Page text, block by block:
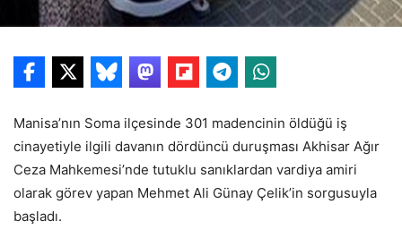
Manisa’nın Soma ilçesinde 301 madencinin öldüğü iş
cinayetiyle ilgili davanın dördüncü duruşması Akhisar Ağır
Ceza Mahkemesi’nde tutuklu sanıklardan vardiya amiri
olarak görev yapan Mehmet Ali Günay Çelik’in sorgusuyla
başladı.